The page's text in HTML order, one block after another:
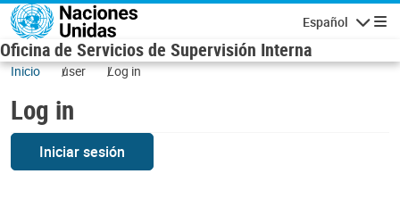
Skip to main content
Español
Oficina de Servicios de Supervisión Interna
Inicio user Log in
Log in
Iniciar sesión